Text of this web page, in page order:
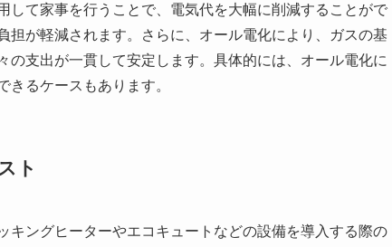
して家事を行うことで、電気代を大幅に削減することがで
担が軽減されます。さらに、オール電化により、ガスの基
支出が一貫して安定します。具体的には、オール電化に
るケースもあります。
ト
キングヒーターやエコキュートなどの設備を導入する際の